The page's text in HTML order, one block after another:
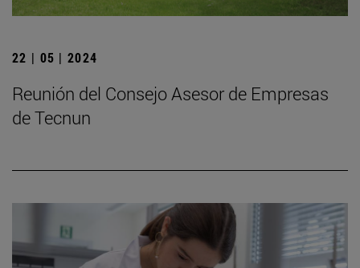
22 | 05 | 2024
Reunión del Consejo Asesor de Empresas
de Tecnun